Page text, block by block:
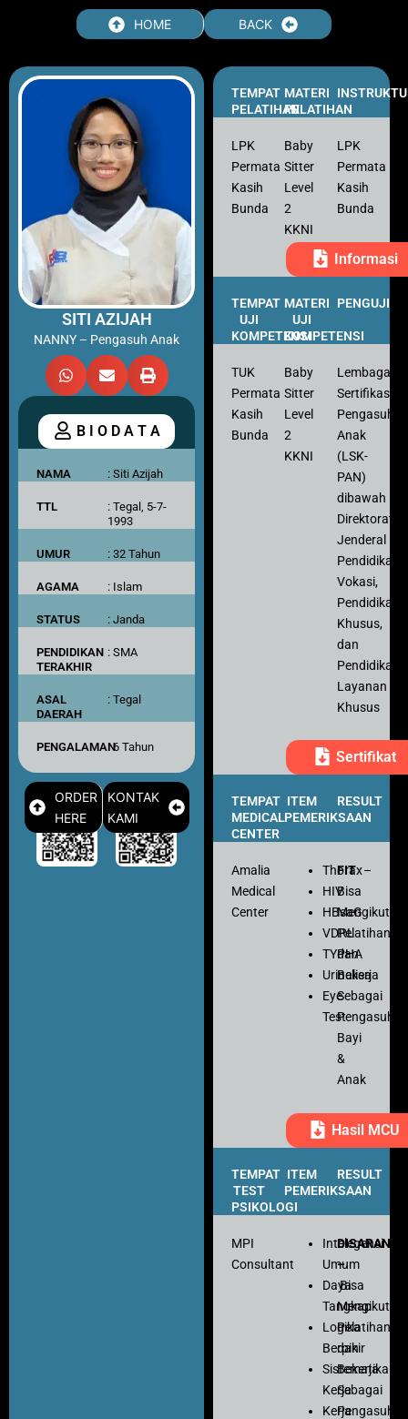
HOME BACK
SITI AZIJAH
NANNY – Pengasuh Anak
B I O D A T A
NAMA : Siti Azijah
TTL
: Tegal, 5-7-
1993
UMUR : 32 Tahun
AGAMA : Islam
STATUS : Janda
PENDIDIKAN
TERAKHIR
: SMA
ASAL
DAERAH
: Tegal
PENGALAMAN: 6 Tahun
ORDER
HERE
KONTAK
KAMI
TEMPAT
PELATIHAN
MATERI
PELATIHAN
LPK
Permata
Kasih
Bunda
Baby
Sitter
Level
2
KKNI
LPK
Permata
Kasih
Bunda
Informasi
TEMPAT
UJI
KOMPETENSI
MATERI
UJI
KOMPETENSI
PENGUJI
TUK
Permata
Kasih
Bunda
Baby
Sitter
Level
2
KKNI
Lembaga
Sertifikasi
Pengasuh
Anak
(LSK-
PAN)
dibawah
Direktorat
Jenderal
Pendidikan
Vokasi,
Pendidikan
Khusus,
dan
Pendidikan
Layanan
Khusus
Sertifikat
TEMPAT
MEDICAL
CENTER
ITEM
PEMERIKSAAN
RESULT
Amalia
Medical
Center
Thorax
HIV
HBsaG
VDRL
TYPHA
Urinalisa
Eye
Test
FIT–
Bisa
Mengikuti
Pelatihan
dan
Bekerja
Sebagai
Pengasuh
Bayi
&
Anak
Hasil MCU
TEMPAT
TEST
PSIKOLOGI
ITEM
PEMERIKSAAN
RESULT
MPI
Consultant
Intelegensi
Umum
Daya
Tangkap
Logika
Berpikir
Sistematika
Kerja
Kerja
–
Bisa
Mengikuti
Pelatihan
dan
Bekerja
Sebagai
Pengasuh